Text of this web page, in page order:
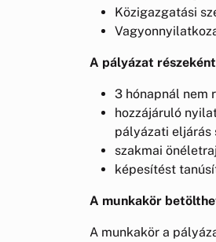
Közigazgatási
A pályázat
3 hónapnál nem
hozzájáruló
pályázati eljárás
szakmai
képesítést
A munkakör
A munkakör a